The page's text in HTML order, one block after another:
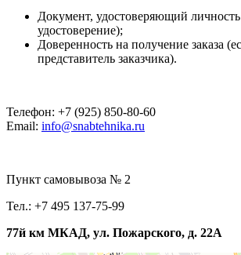
Документ, удостоверяющий
удостоверение);
Доверенность на получение заказа
представитель заказчика).
Телефон: +7 (925) 850-80-60
Email: info@snabtehnika.ru
Пункт самовывоза № 2
Тел.: +7 495 137-75-99
77й км МКАД, ул. Пожарского, д. 22А